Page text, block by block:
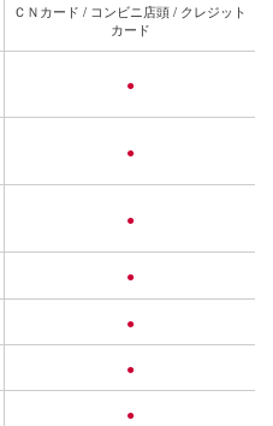
ＣＮカード / コンビニ店頭 / クレジット
カード
●
●
●
●
●
●
●